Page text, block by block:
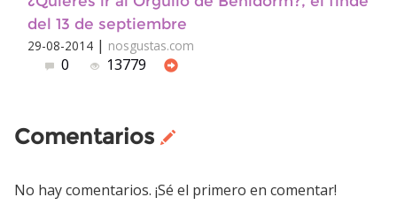
del 13 de septiembre
29-08-2014 | nosgustas.com
0 13779
Comentarios
No hay comentarios. ¡Sé el primero en comentar!